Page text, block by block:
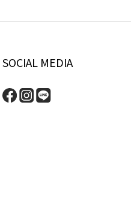
SOCIAL MEDIA